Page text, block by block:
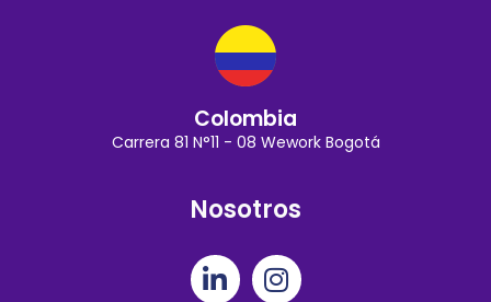
Colombia
Carrera 81 N°11 - 08 Wework Bogotá
Nosotros